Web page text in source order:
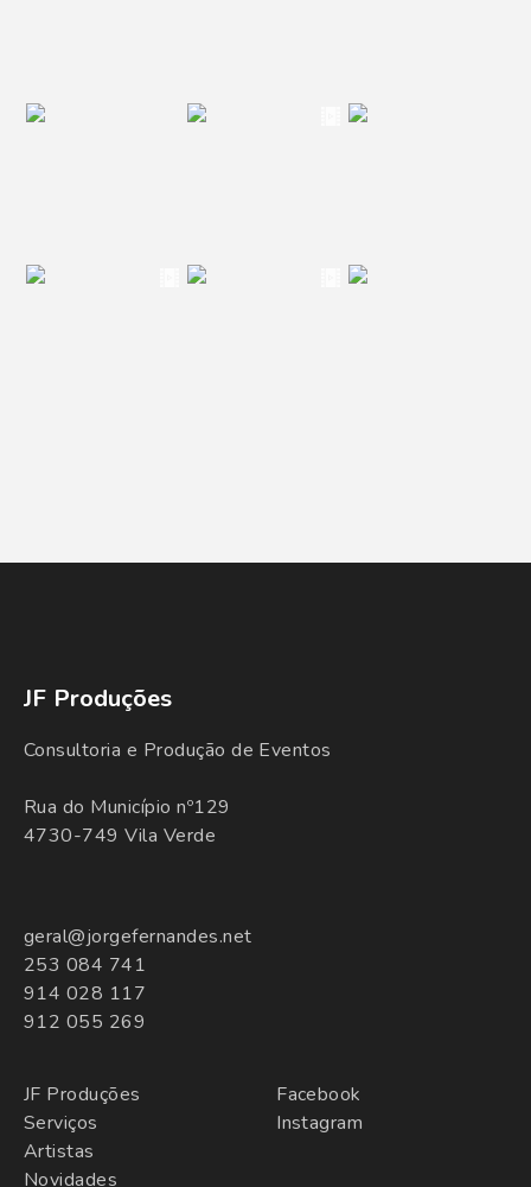
JF Produções
Consultoria e Produção de Eventos
Rua do Município nº129
4730-749 Vila Verde
geral@jorgefernandes.net
253 084 741
914 028 117
912 055 269
JF Produções
Serviços
Artistas
Novidades
Facebook
Instagram